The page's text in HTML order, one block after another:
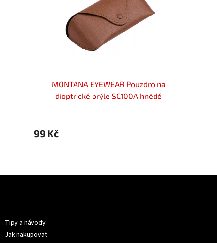
MONTANA EYEWEAR Pouzdro na
dioptrické brýle SC100A hnědé
99 Kč
Tipy a návody
Jak nakupovat